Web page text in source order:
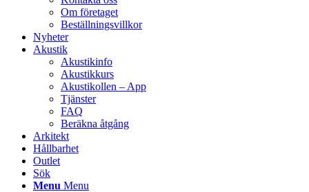
Om företaget
Beställningsvillkor
Nyheter
Akustik
Akustikinfo
Akustikkurs
Akustikollen – App
Tjänster
FAQ
Beräkna åtgång
Arkitekt
Hållbarhet
Outlet
Sök
Menu Menu